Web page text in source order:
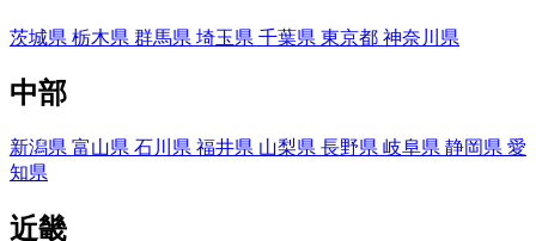
茨城県 栃木県 群馬県 埼玉県 千葉県 東京都 神奈川県
中部
新潟県 富山県 石川県 福井県 山梨県 長野県 岐阜県 静岡県 愛
知県
近畿